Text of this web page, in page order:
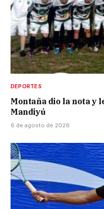
DEPORTES
Montaña dio la nota y
Mandiyú
6 de agosto de 2026